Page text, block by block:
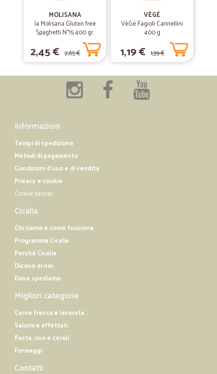
MOLISANA
la Molisana Gluten free
Spaghetti N°15 400 gr.
2,45 € 2,65 €
VÉGÉ
VéGé Fagioli Cannellini
400 g
1,19 € 1,39 €
Informazioni
Tempi di spedizione
Metodi di pagamento
Condizioni d'uso e di vendita
Privacy e cookie
Cookie banner
Cicalia
Chi siamo e come funziona
Programma Cicalia
Perché Cicalia
Dicono di noi
Dove spediamo
Migliori categorie
Carne fresca e lavorata
Salumi e affettati
Pasta, riso e cerali
Formaggi
Contatti